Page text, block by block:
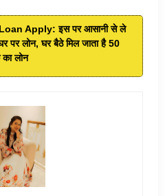
Apply: इस पर आसानी से ले
पर लोन, घर बैठे मिल जाता है 50
लोन